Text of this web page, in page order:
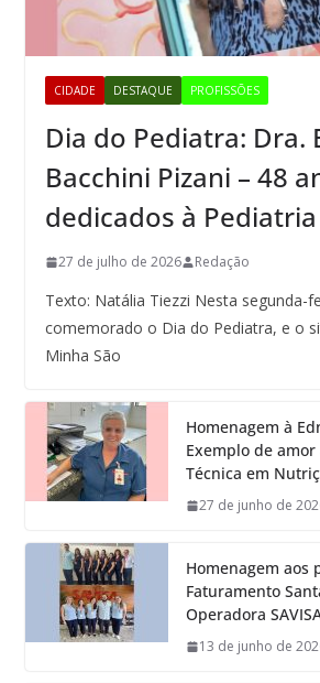
CIDADE DESTAQUE PROFISSÕES
Dia do Pediatra: Dra.
Bacchini Pizani – 48
dedicados à Pediatria
27 de julho de 2026 Redação
Texto: Natália Tiezzi Nesta segunda-
comemorado o Dia do Pediatra, e o
Minha São
Homenagem à
Exemplo de
Técnica em
27 de junho de
Homenagem aos
Faturamento
Operadora
13 de junho de